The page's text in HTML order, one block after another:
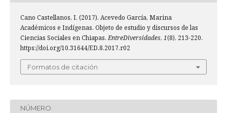
Cano Castellanos, I. (2017). Acevedo García, Marina
Académicos e Indígenas. Objeto de estudio y discursos de las
Ciencias Sociales en Chiapas. EntreDiversidades, 1(8), 213-220.
https://doi.org/10.31644/ED.8.2017.r02
Formatos de citación
NÚMERO